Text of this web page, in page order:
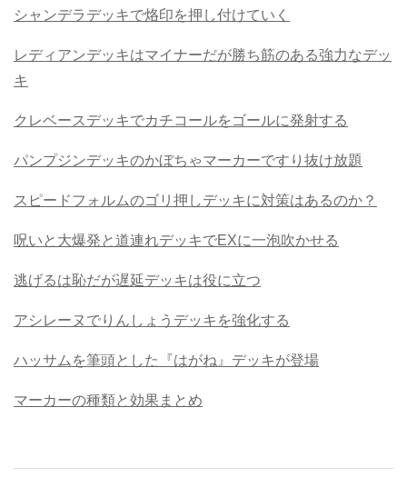
シャンデラデッキで烙印を押し付けていく
レディアンデッキはマイナーだが勝ち筋のある強力なデッ
キ
クレベースデッキでカチコールをゴールに発射する
パンプジンデッキのかぼちゃマーカーですり抜け放題
スピードフォルムのゴリ押しデッキに対策はあるのか？
呪いと大爆発と道連れデッキでEXに一泡吹かせる
逃げるは恥だが遅延デッキは役に立つ
アシレーヌでりんしょうデッキを強化する
ハッサムを筆頭とした『はがね』デッキが登場
マーカーの種類と効果まとめ